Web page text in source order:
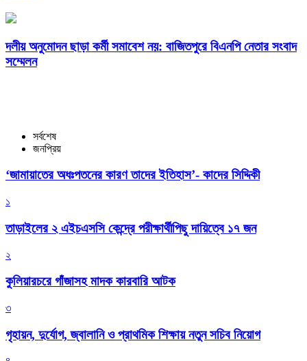
দলীয় অনুমোদন ছাড়া কর্মী সমাবেশ নয়: বাজিতপুরে বিএনপি নেতার সংবাদ
সম্মেলন
সর্বশেষ
জনপ্রিয়
‘জামায়াতের অধঃপতনের কারণ তাদের ইতিহাস’- কাদের সিদ্দিকী
১
তাড়াইলের ২ এইচএসসি কেন্দ্রে পরীক্ষার্থীপিছু দায়িত্বে ১৭ জন
২
কুলিয়ারচরে গাঁজাসহ মাদক কারবারি আটক
৩
গৃহায়ন, দুর্যোগ, জ্বালানি ও প্রাথমিক শিক্ষায় নতুন সচিব নিয়োগ